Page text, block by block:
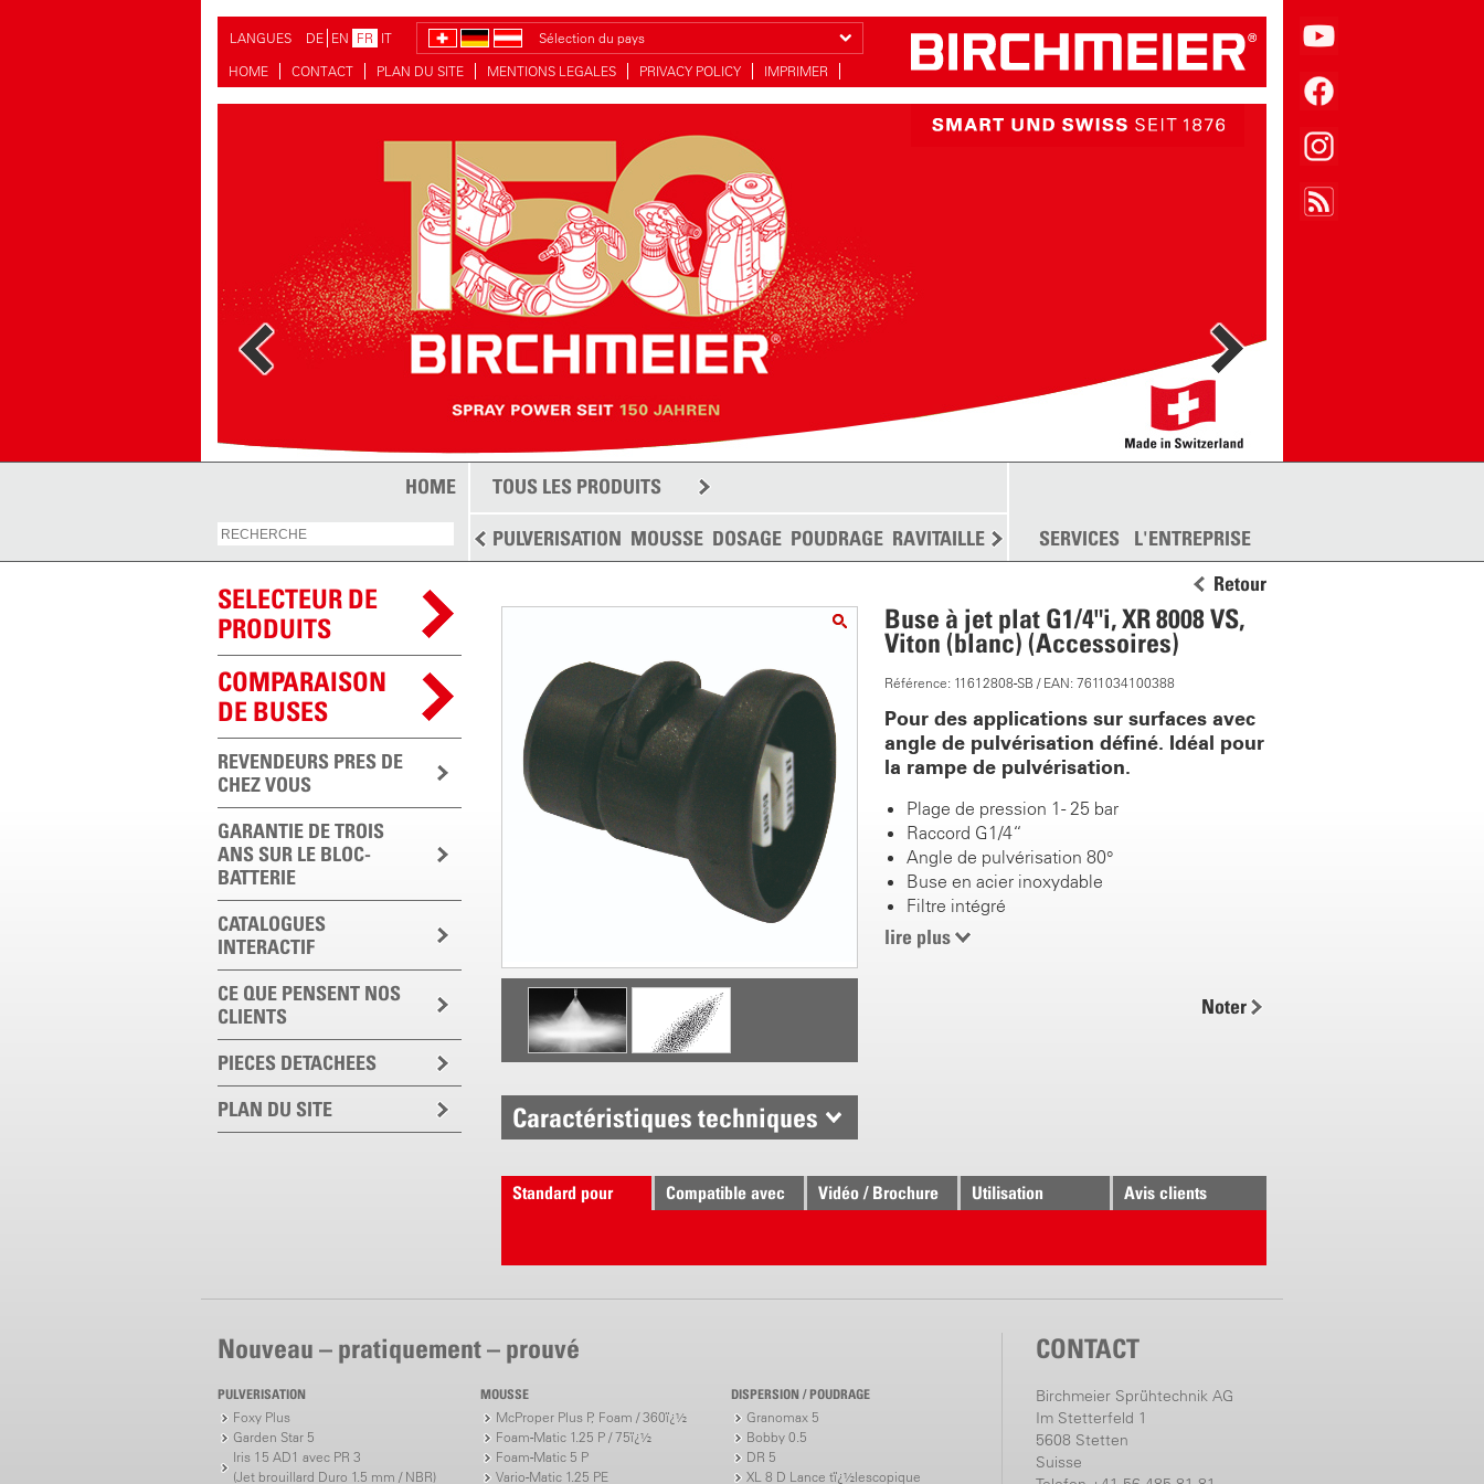
LANGUES DE EN FR IT
Sélection du pays
HOME
CONTACT PLAN DU SITE MENTIONS LEGALES PRIVACY POLICY IMPRIMER
HOME TOUS LES PRODUITS
PULVERISATION MOUSSE DOSAGE POUDRAGE RAVITAILLEMENT DISPERSION PLUS
SERVICES L'ENTREPRISE
SELECTEUR DE
PRODUITS
COMPARAISON
DE BUSES
REVENDEURS PRES DE
CHEZ VOUS
GARANTIE DE TROIS
ANS SUR LE BLOC-
BATTERIE
CATALOGUES
INTERACTIF
CE QUE PENSENT NOS
CLIENTS
PIECES DETACHEES
PLAN DU SITE
Retour
Buse à jet plat G1/4"i, XR 8008 VS,
Viton (blanc) (Accessoires)
Référence: 11612808-SB / EAN: 7611034100388
Pour des applications sur surfaces avec
angle de pulvérisation définé. Idéal pour
la rampe de pulvérisation.
Plage de pression 1 - 25 bar
Raccord G1/4“
Angle de pulvérisation 80°
Buse en acier inoxydable
Filtre intégré
Fines gouttes
Idéal pour soins des surfaces
lire plus
Noter
Caractéristiques techniques
Standard pour Compatible avec Vidéo / Brochure Utilisation Avis clients
Nouveau – pratiquement – prouvé
PULVERISATION
Foxy Plus
Garden Star 5
Iris 15 AD1 avec PR 3
(Jet brouillard Duro 1.5 mm / NBR)
MOUSSE
McProper Plus P, Foam / 360ï¿½
Foam-Matic 1.25 P / 75ï¿½
Foam-Matic 5 P
Vario-Matic 1.25 PE
DISPERSION / POUDRAGE
Granomax 5
Bobby 0.5
DR 5
XL 8 D Lance tï¿½lescopique
CONTACT
Birchmeier Sprühtechnik AG
Im Stetterfeld 1
5608 Stetten
Suisse